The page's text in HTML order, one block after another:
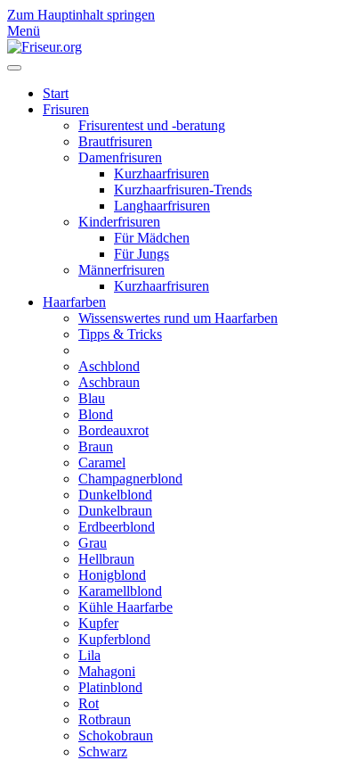
Zum Hauptinhalt springen
Menü
Start
Frisuren
Frisurentest und -beratung
Brautfrisuren
Damenfrisuren
Kurzhaarfrisuren
Kurzhaarfrisuren-Trends
Langhaarfrisuren
Kinderfrisuren
Für Mädchen
Für Jungs
Männerfrisuren
Kurzhaarfrisuren
Haarfarben
Wissenswertes rund um Haarfarben
Tipps & Tricks
Aschblond
Aschbraun
Blau
Blond
Bordeauxrot
Braun
Caramel
Champagnerblond
Dunkelblond
Dunkelbraun
Erdbeerblond
Grau
Hellbraun
Honigblond
Karamellblond
Kühle Haarfarbe
Kupfer
Kupferblond
Lila
Mahagoni
Platinblond
Rot
Rotbraun
Schokobraun
Schwarz